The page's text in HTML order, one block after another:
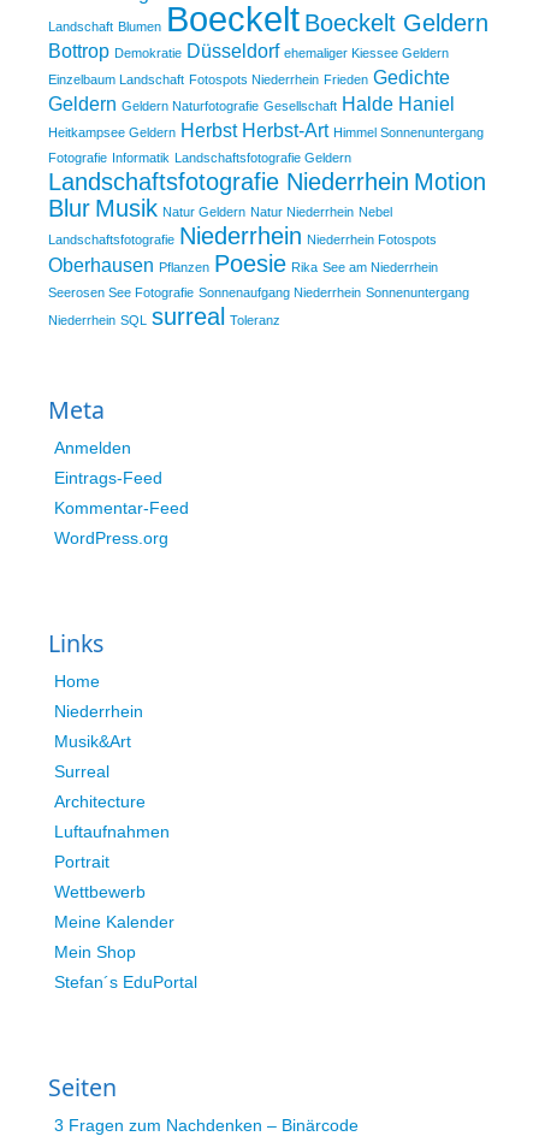
Landschaft Blumen Boeckelt Boeckelt Geldern
Bottrop Demokratie Düsseldorf ehemaliger Kiessee Geldern
Einzelbaum Landschaft Fotospots Niederrhein Frieden Gedichte
Geldern Geldern Naturfotografie Gesellschaft Halde Haniel
Heitkampsee Geldern Herbst Herbst-Art Himmel Sonnenuntergang
Fotografie Informatik Landschaftsfotografie Geldern
Landschaftsfotografie Niederrhein Motion
Blur Musik Natur Geldern Natur Niederrhein Nebel
Landschaftsfotografie Niederrhein Niederrhein Fotospots
Oberhausen Pflanzen Poesie Rika See am Niederrhein
Seerosen See Fotografie Sonnenaufgang Niederrhein Sonnenuntergang
Niederrhein SQL surreal Toleranz
Meta
Anmelden
Eintrags-Feed
Kommentar-Feed
WordPress.org
Links
Home
Niederrhein
Musik&Art
Surreal
Architecture
Luftaufnahmen
Portrait
Wettbewerb
Meine Kalender
Mein Shop
Stefan´s EduPortal
Seiten
3 Fragen zum Nachdenken – Binärcode